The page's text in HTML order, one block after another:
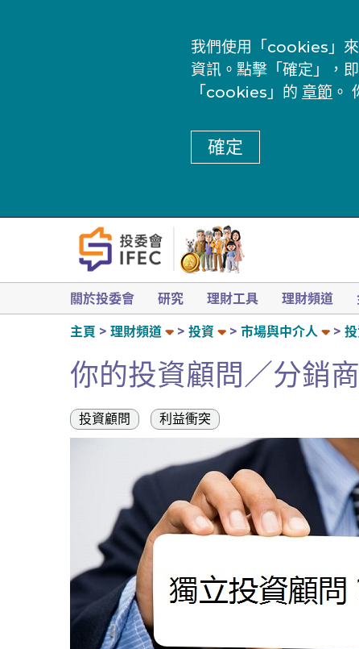
我們使用「cookies」
資訊。點擊「確定」，
「cookies」的 章節 。
確定
關於投委會 研究 理財工具 理財頻道
主頁 理財頻道 投資 市場與中介人
你的投資顧問／分銷
投資顧問 利益衝突